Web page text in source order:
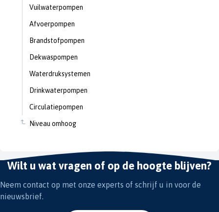
Vuilwaterpompen
Afvoerpompen
Brandstofpompen
Dekwaspompen
Waterdruksystemen
Drinkwaterpompen
Circulatiepompen
Niveau omhoog
Wilt u wat vragen of op de hoogte blijven?
Neem contact op met onze experts of schrijf u in voor de
nieuwsbrief.